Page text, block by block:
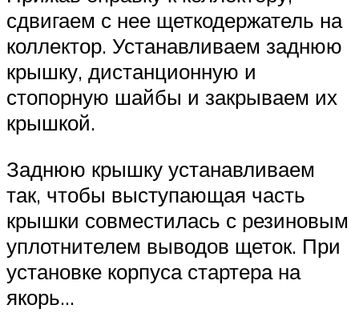
сдвигаем с нее щеткодержатель на
коллектор. Устанавливаем заднюю
крышку, дистанционную и
стопорную шайбы и закрываем их
крышкой.
Заднюю крышку устанавливаем
так, чтобы выступающая часть
крышки совместилась с резиновым
уплотнителем выводов щеток. При
установке корпуса стартера на
якорь…